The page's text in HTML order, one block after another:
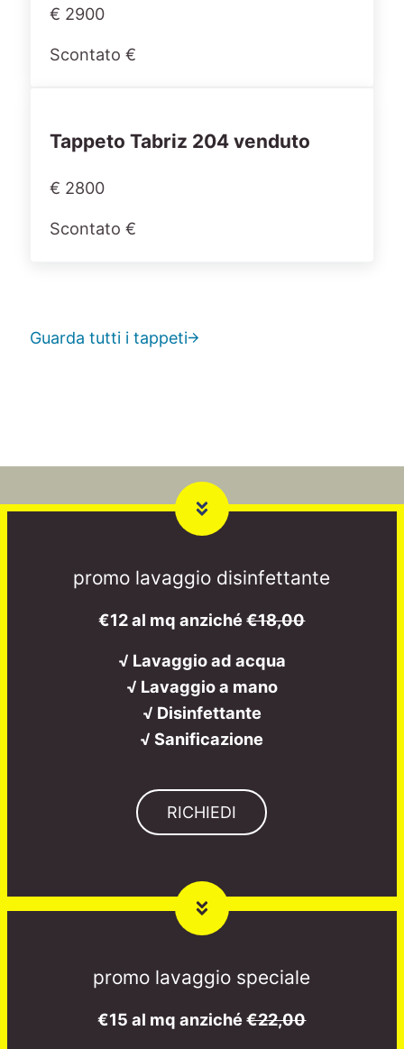
€ 2900
Scontato €
Tappeto Tabriz 204 venduto
€ 2800
Scontato €
Guarda tutti i tappeti
promo lavaggio disinfettante
€12 al mq anziché€18,00
√ Lavaggio ad acqua
√ Lavaggio a mano
√ Disinfettante
√ Sanificazione
RICHIEDI
promo lavaggio speciale
€15 al mq anziché€22,00